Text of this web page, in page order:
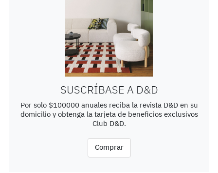
SUSCRÍBASE A D&D
Por solo $100000 anuales reciba la revista D&D en su
domicilio y obtenga la tarjeta de beneficios exclusivos
Club D&D.
Comprar